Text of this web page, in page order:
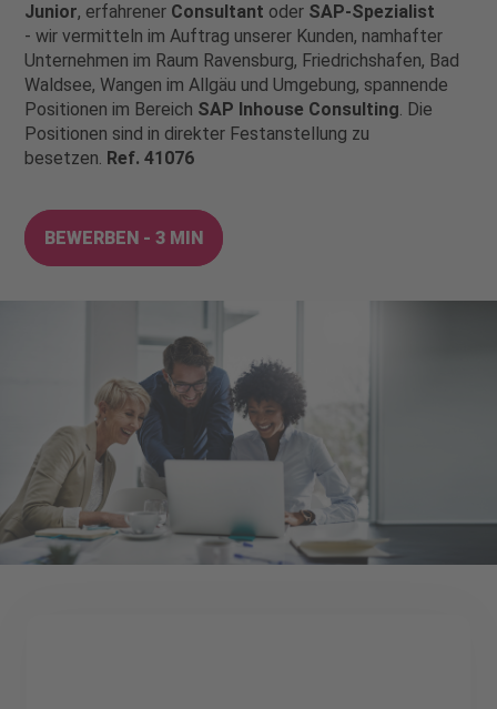
Junior, erfahrener Consultant oder SAP-Spezialist
- wir vermitteln im Auftrag unserer Kunden, namhafter
Unternehmen im Raum Ravensburg, Friedrichshafen, Bad
Waldsee, Wangen im Allgäu und Umgebung, spannende
Positionen im Bereich SAP Inhouse Consulting. Die
Positionen sind in direkter Festanstellung zu
besetzen. Ref. 41076
BEWERBEN - 3 MIN